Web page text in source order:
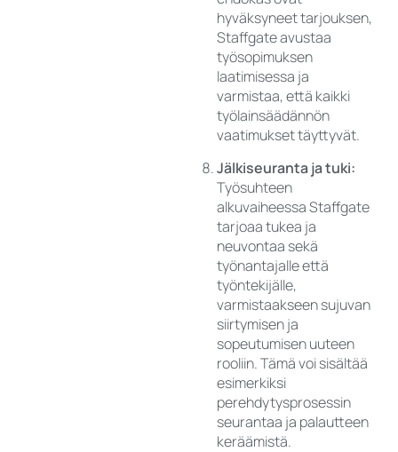
hyväksyneet tarjouksen,
Staffgate avustaa
työsopimuksen
laatimisessa ja
varmistaa, että kaikki
työlainsäädännön
vaatimukset täyttyvät.
Jälkiseuranta ja tuki:
Työsuhteen
alkuvaiheessa Staffgate
tarjoaa tukea ja
neuvontaa sekä
työnantajalle että
työntekijälle,
varmistaakseen sujuvan
siirtymisen ja
sopeutumisen uuteen
rooliin. Tämä voi sisältää
esimerkiksi
perehdytysprosessin
seurantaa ja palautteen
keräämistä.